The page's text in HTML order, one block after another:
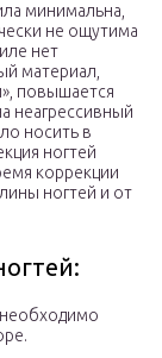
минимальна,
не ощутима
нет
материал,
повышается
неагрессивный
носить в
ногтей
коррекции
ногтей и от
необходимо